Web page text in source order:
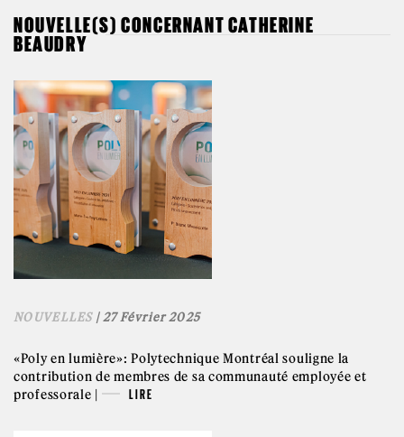
NOUVELLE(S) CONCERNANT CATHERINE
BEAUDRY
NOUVELLES| 27 Février 2025
«Poly en lumière»: Polytechnique Montréal souligne la
contribution de membres de sa communauté employée et
professorale |
LIRE